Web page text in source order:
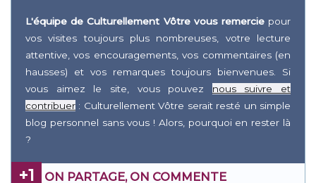
L'équipe de Culturellement Vôtre vous remerciepour
vos visites toujours plus nombreuses, votre lecture
attentive, vos encouragements, vos commentaires (en
hausses) et vos remarques toujours bienvenues. Si
vous aimez le site, vous pouvez nous suivre et
contribuer : Culturellement Vôtre serait resté un simple
blog personnel sans vous ! Alors, pourquoi en rester là
?
+1 ON PARTAGE, ON COMMENTE